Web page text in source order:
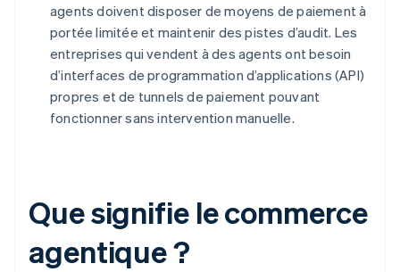
agents doivent disposer de moyens de paiement à
portée limitée et maintenir des pistes d’audit. Les
entreprises qui vendent à des agents ont besoin
d’interfaces de programmation d’applications (API)
propres et de tunnels de paiement pouvant
fonctionner sans intervention manuelle.
Que signifie le commerce
agentique ?